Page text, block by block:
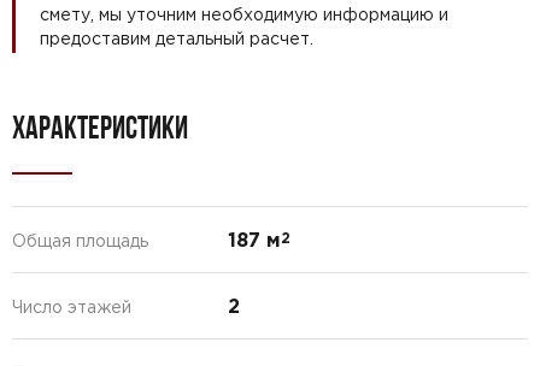
смету, мы уточним необходимую информацию и
предоставим детальный расчет.
ХАРАКТЕРИСТИКИ
Общая площадь 187 м2
Число этажей 2